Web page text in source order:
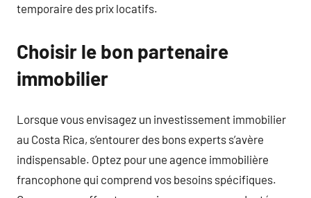
temporaire des prix locatifs.
Choisir le bon partenaire
immobilier
Lorsque vous envisagez un investissement immobilier
au Costa Rica, s’entourer des bons experts s’avère
indispensable. Optez pour une agence immobilière
francophone qui comprend vos besoins spécifiques.